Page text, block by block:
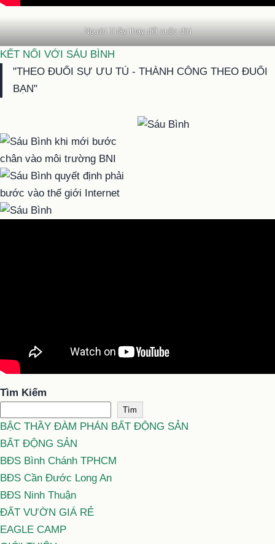
Người Thầy thay đổi cuộc đời
KẾT NỐI VỚI SÁU BÌNH
"THEO ĐUỔI SỰ ƯU TÚ - THÀNH CÔNG THEO ĐUỔI
BẠN"
Tìm Kiếm
Tìm
BẬC THẦY ĐÀM PHÁN BẤT ĐỘNG SẢN
BẤT ĐỘNG SẢN
BĐS Bình Chánh TPHCM
BĐS Cần Đước Long An
BĐS Ninh Thuận
ĐẤT VƯỜN GIÁ RẺ
EAGLE CAMP